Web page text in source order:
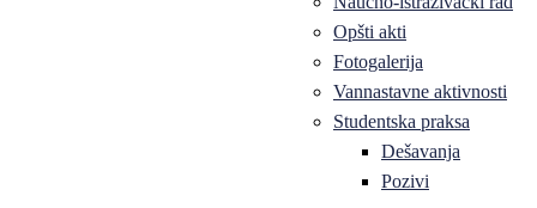
Opšti akti
Fotogalerija
Vannastavne aktivnosti
Studentska praksa
Dešavanja
Pozivi